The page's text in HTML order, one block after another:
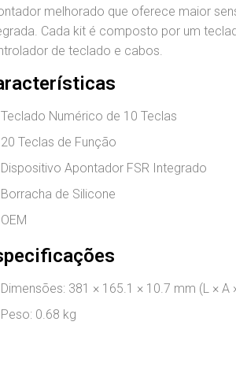
melhorado que oferece maior
Cada kit é composto por um
de teclado e cabos.
Teclado Numérico de 10 Teclas
20 Teclas de Função
Dispositivo Apontador FSR Integrado
Borracha de Silicone
OEM
Dimensões: 381 × 165.1 × 10.7 mm (L × A
Peso: 0.68 kg